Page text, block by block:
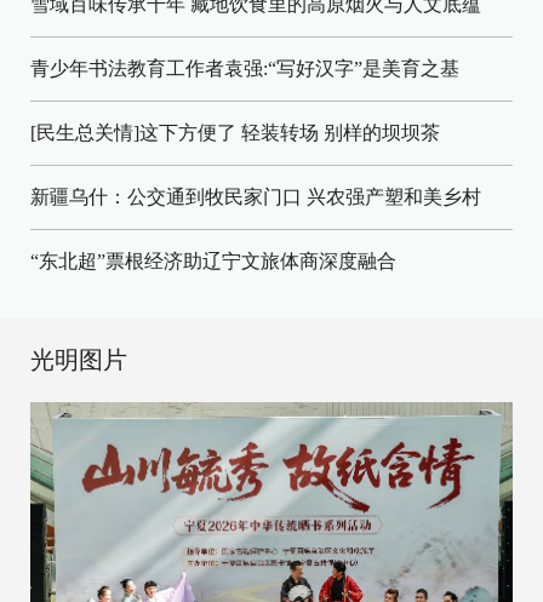
青少年书法教育工作者袁强:“写好汉字”是美育之基
[民生总关情]这下方便了 轻装转场 别样的坝坝茶
新疆乌什：公交通到牧民家门口 兴农强产塑和美乡村
“东北超”票根经济助辽宁文旅体商深度融合
光明图片